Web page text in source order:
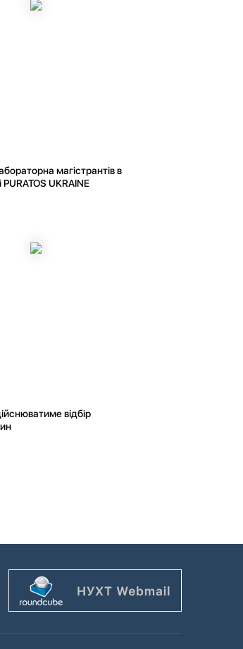
магістрантів в
UKRAINE
відбір